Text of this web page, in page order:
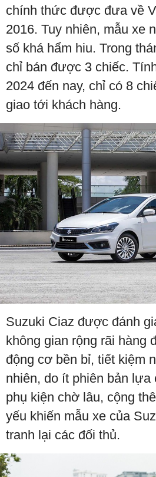
chính thức được đưa về
2016. Tuy nhiên, mẫu xe
số khá hẩm hiu. Trong
chỉ bán được 3 chiếc.
2024 đến nay, chỉ có 8
giao tới khách hàng.
Suzuki Ciaz được đánh
không gian rộng rãi hàng
động cơ bền bỉ, tiết kiệm
nhiên, do ít phiên bản lựa
phụ kiện chờ lâu, cộng
yếu khiến mẫu xe của
tranh lại các đối thủ.